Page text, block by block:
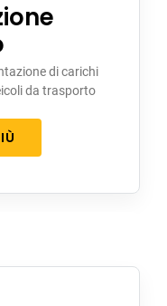
di carichi
da trasporto